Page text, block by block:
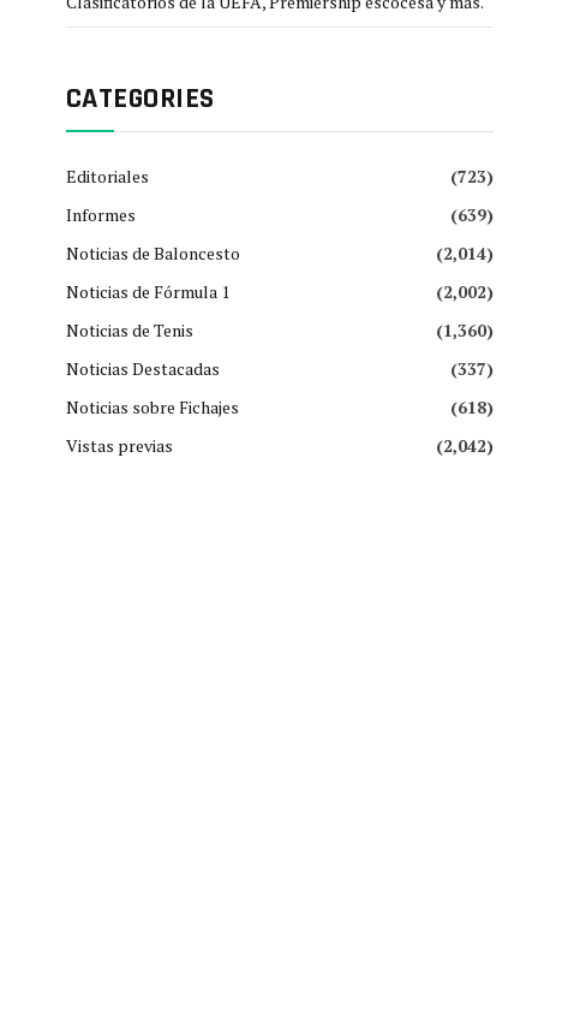
CATEGORIES
Editoriales
(723)
Informes
(639)
Noticias de Baloncesto
(2,014)
Noticias de Fórmula 1
(2,002)
Noticias de Tenis
(1,360)
Noticias Destacadas
(337)
Noticias sobre Fichajes
(618)
Vistas previas
(2,042)